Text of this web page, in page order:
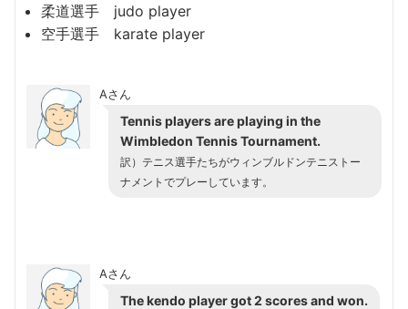
柔道選手 judo player
空手選手 karate player
Aさん
Tennis players are playing in the
Wimbledon Tennis Tournament.
訳）テニス選手たちがウィンブルドンテニストー
ナメントでプレーしています。
Aさん
The kendo player got 2 scores and won.